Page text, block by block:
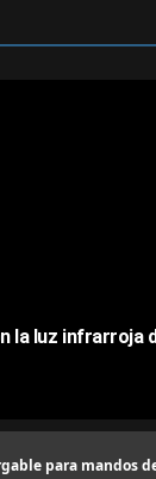
la luz infrarroja
para mandos